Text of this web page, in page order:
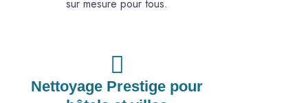
sur mesure pour tous.
Nettoyage Prestige pour